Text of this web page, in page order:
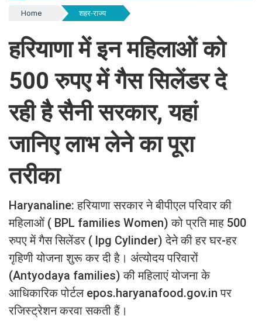
Home शहर-राज्य
हरियाणा में इन महिलाओं को
500 रुपए में गैस सिलेंडर दे
रही है सैनी सरकार, यहां
जानिए लाभ लेने का पूरा
तरीका
Haryanaline: हरियाणा सरकार ने बीपीएल परिवार की
महिलाओं ( BPL families Women) को प्रति माह 500
रुपए में गैस सिलेंडर ( lpg Cylinder) देने की हर घर-हर
गृहिणी योजना शुरू कर दी है। अंत्योदय परिवारों
(Antyodaya families) की महिलाएं योजना के
आधिकारिक पोर्टल epos.haryanafood.gov.in पर
रजिस्ट्रेशन करवा सकती हैं।